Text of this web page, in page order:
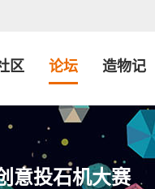
区 论坛 造物记
意投石机大赛